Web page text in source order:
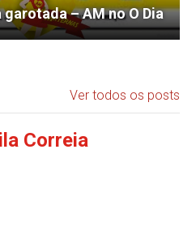
– AM no O Dia
Ver todos os posts
Correia